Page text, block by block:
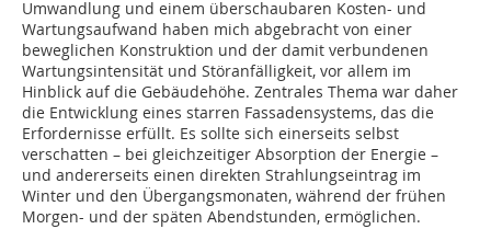
Umwandlung und einem überschaubaren Kosten- und
Wartungsaufwand haben mich abgebracht von einer
beweglichen Konstruktion und der damit verbundenen
Wartungsintensität und Störanfälligkeit, vor allem im
Hinblick auf die Gebäudehöhe. Zentrales Thema war daher
die Entwicklung eines starren Fassadensystems, das die
Erfordernisse erfüllt. Es sollte sich einerseits selbst
verschatten – bei gleichzeitiger Absorption der Energie –
und andererseits einen direkten Strahlungseintrag im
Winter und den Übergangsmonaten, während der frühen
Morgen- und der späten Abendstunden, ermöglichen.